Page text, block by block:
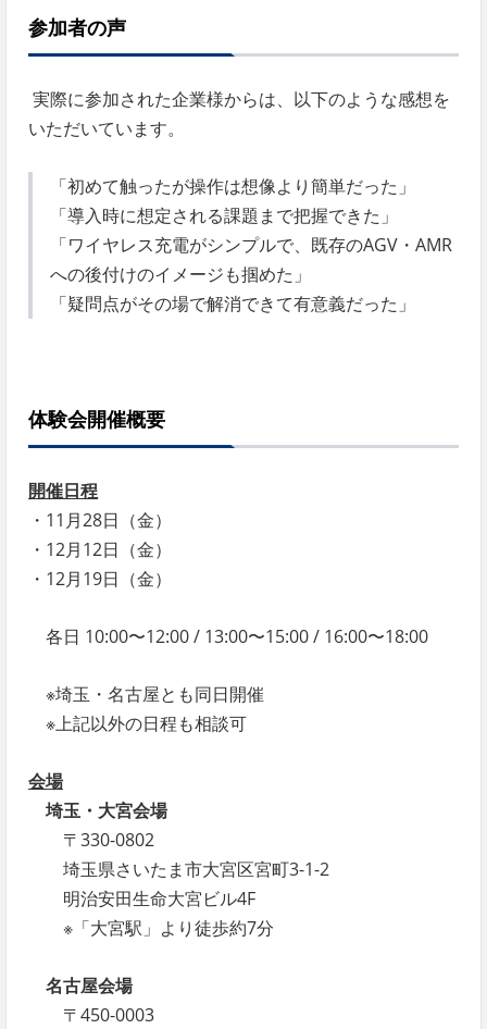
参加者の声
実際に参加された企業様からは、以下のような感想を
いただいています。
「初めて触ったが操作は想像より簡単だった」
「導入時に想定される課題まで把握できた」
「ワイヤレス充電がシンプルで、既存のAGV・AMR
への後付けのイメージも掴めた」
「疑問点がその場で解消できて有意義だった」
体験会開催概要
開催日程
・11月28日（金）
・12月12日（金）
・12月19日（金）
各日 10:00〜12:00 / 13:00〜15:00 / 16:00〜18:00
※埼玉・名古屋とも同日開催
※上記以外の日程も相談可
会場
埼玉・大宮会場
〒330-0802
埼玉県さいたま市大宮区宮町3-1-2
明治安田生命大宮ビル4F
※「大宮駅」より徒歩約7分
名古屋会場
〒450-0003